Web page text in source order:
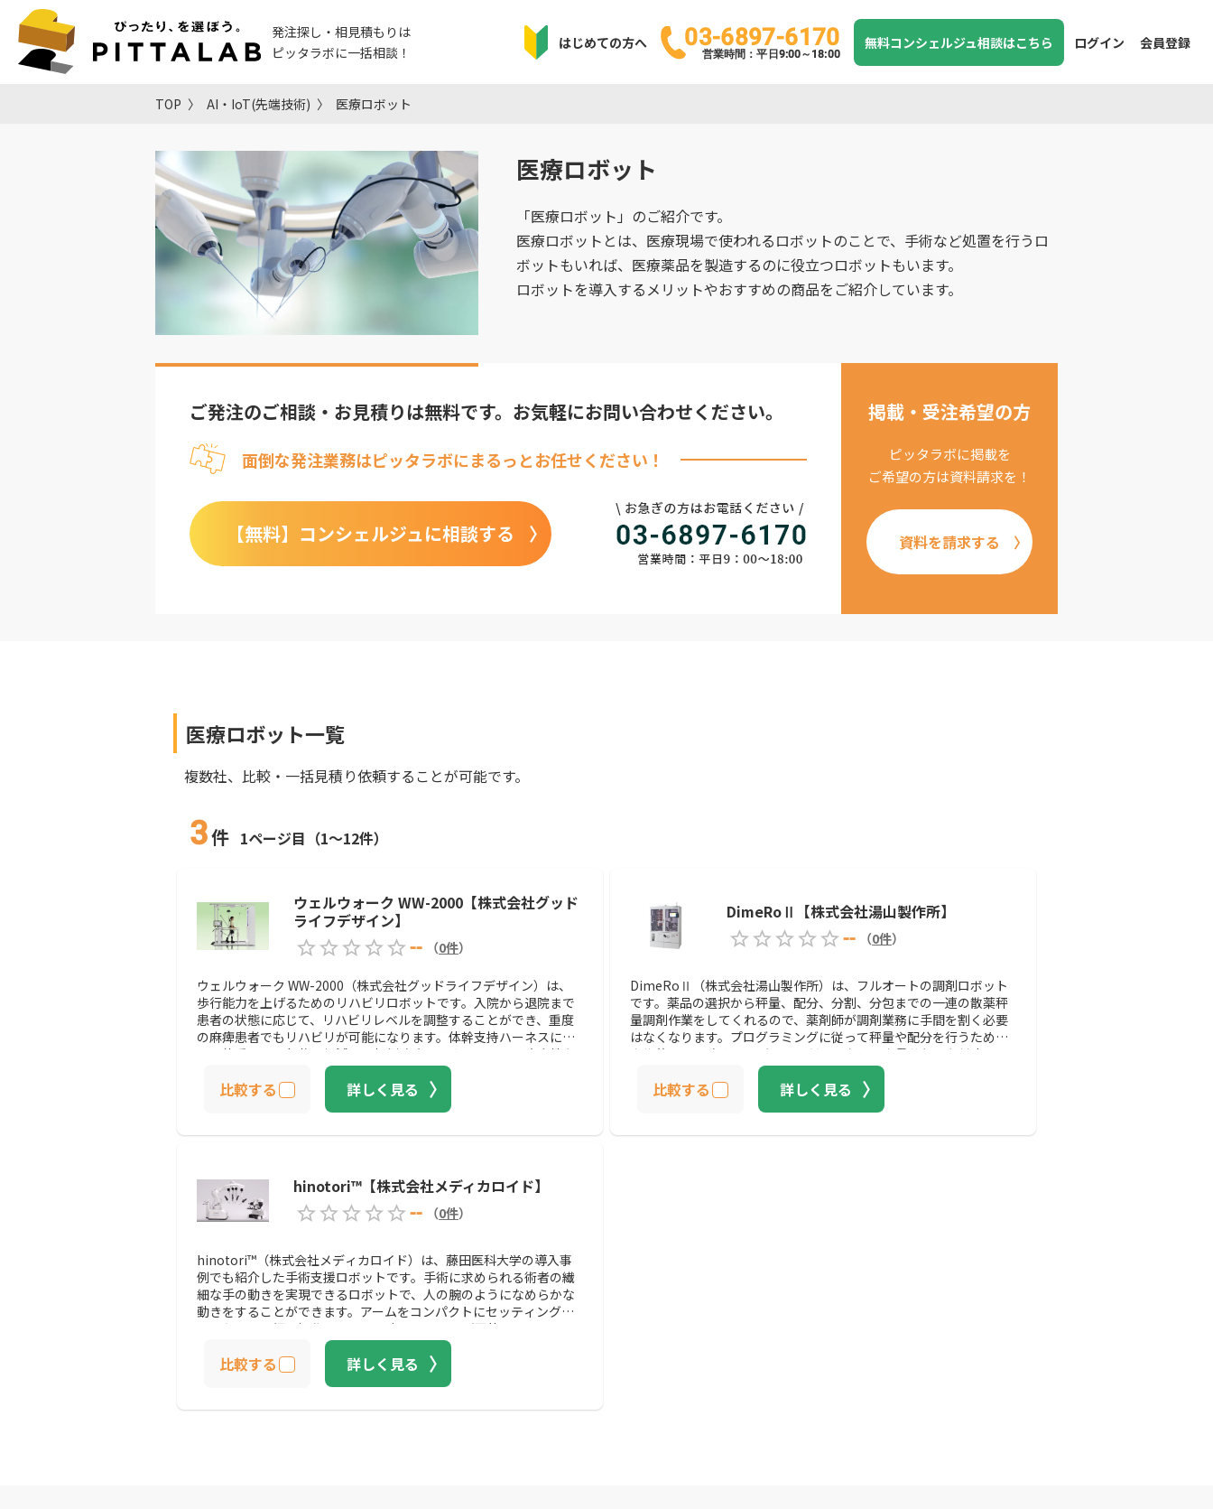
発注探し・相見積もりは
ピッタラボに一括相談！
はじめての方へ 03-6897-6170
営業時間：平日9:00～18:00
無料コンシェルジュ相談はこちら ログイン 会員登録
TOP AI・IoT(先端技術) 医療ロボット
医療ロボット
「医療ロボット」のご紹介です。
医療ロボットとは、医療現場で使われるロボットのことで、手術など処置を行うロ
ボットもいれば、医療薬品を製造するのに役立つロボットもいます。
ロボットを導入するメリットやおすすめの商品をご紹介しています。
ご発注のご相談・お見積りは無料です。 お気軽にお問い合わせください。
面倒な発注業務はピッタラボにまるっとお任せください！
【無料】 コンシェルジュに相談する
掲載・受注希望の方
ピッタラボに掲載を
ご希望の方は資料請求を！
資料を請求する
医療ロボット一覧
複数社、比較・一括見積り依頼することが可能です。
3件 1ページ目（1～12件）
ウェルウォーク WW-2000【株式会社グッド
ライフデザイン】
--
（0件）
ウェルウォーク WW-2000（株式会社グッドライフデザイン）は、
歩行能力を上げるためのリハビリロボットです。入院から退院まで
患者の状態に応じて、リハビリレベルを調整することができ、重度
の麻痺患者でもリハビリが可能になります。体幹支持ハーネスによ
って体重による負荷を軽減し、転倒防止ハーネスによって安全性も
確保されているので安心です。自分の歩行状況をモニターで確認し
たり、収集したデータを参照したりしながらリハビリできるため、
モチベーションを維持することもできます。患者が楽しくリハビリ
比較する 詳しく見る
DimeRoⅡ【株式会社湯山製作所】
--
（0件）
DimeRoⅡ（株式会社湯山製作所）は、フルオートの調剤ロボット
です。薬品の選択から秤量、配分、分割、分包までの一連の散薬秤
量調剤作業をしてくれるので、薬剤師が調剤業務に手間を割く必要
はなくなります。プログラミングに従って秤量や配分を行うため、
人為的ミスを防ぐことができるだけでなく、少量分包にも対応して
いるので、どの患者のニーズにも沿うことが可能です。患者との時
間を多くとって、接客の質を高めたい薬局におすすめのロボットで
比較する 詳しく見る
hinotori™【株式会社メディカロイド】
--
（0件）
hinotori™（株式会社メディカロイド）は、藤田医科大学の導入事
例でも紹介した手術支援ロボットです。手術に求められる術者の繊
細な手の動きを実現できるロボットで、人の腕のようになめらかな
動きをすることができます。アームをコンパクトにセッティングで
きるため、医師の操作スペースを広くとることが可能で、ストレス
なく作業に集中できるでしょう。高精細画像で細部まで精密に把握
できるため、正確な手術をアシストしてくれます。
比較する 詳しく見る